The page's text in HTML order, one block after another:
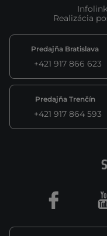
Realizácia
Predajňa Bratislava
+421 917 866 623
Predajňa Trenčín
+421 917 864 593
Facebook